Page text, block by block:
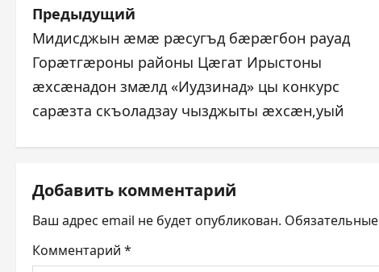
Н
а
в
и
г
а
ц
и
Предыдущий
Мидисджын æмæ рæсугъд бæрæгбон рауад
Горæтгæроны районы Цæгат Ирыстоны
æхсæнадон змæлд «Иудзинад» цы конкурс
сарæзта скъоладзау чызджыты æхсæн,уый
Добавить комментарий
Ваш адрес email не будет опубликован.
Комментарий *